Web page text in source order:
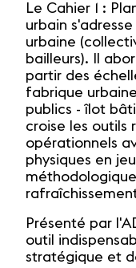
Le Cahier 1 :
urbain
urbaine
bailleurs). Il
partir des
fabrique
publics - îlot
croise les outils
opérationnels
physiques en
Présenté par
outil
stratégique et